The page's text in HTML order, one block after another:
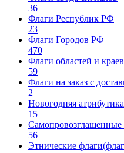
36
Флаги Республик РФ
23
Флаги Городов РФ
470
Флаги областей и
59
Флаги на заказ с
2
Новогодняя атрибутика
15
56
Этнические